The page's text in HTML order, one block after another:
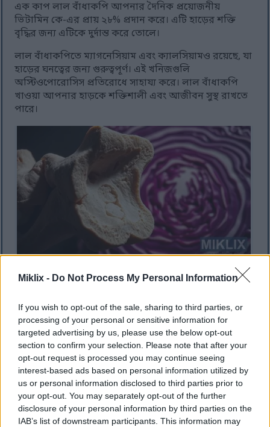
Miklix - Do Not Process My Personal Information
If you wish to opt-out of the sale, sharing to third parties, or
processing of your personal or sensitive information for
targeted advertising by us, please use the below opt-out
section to confirm your selection. Please note that after your
opt-out request is processed you may continue seeing
interest-based ads based on personal information utilized by
us or personal information disclosed to third parties prior to
your opt-out. You may separately opt-out of the further
disclosure of your personal information by third parties on the
IAB’s list of downstream participants. This information may
এক কাপ লাল বাঁধাকপি আপনার দৈনিক প্রয়োজনীয়
ভিটামিন কে-এর প্রায় ২৮% প্রদান করে। এটি হাড়ের শক্তি
বৃদ্ধির জন্য এটিকে দুর্দান্ত করে তোলে।
লাল বাঁধাকপিতে ম্যাগনেসিয়াম এবং ক্যালসিয়ামও রয়েছে, যা
হাড়ের ঘনত্বের জন্য গুরুত্বপূর্ণ। এই খনিজগুলি
অস্টিওপোরোসিস প্রতিরোধে সাহায্য করে। লাল বাঁধাকপি
খাওয়া আপনার হাড়কে শক্তিশালী এবং আজীবন সুস্থ রাখতে
পারে।
নাটকীয় আলোর নিচে খোসা ছাড়ানো লাল বাঁধাকপির স্তরের
পাশে মানুষের হাড়ের বিবর্ধিত ক্রস-সেকশন।.
বা আলতো চাপুন।
রোগ প্রতিরোধ: ক্যান্সার এবং তার
বাইরেও
লাল বাঁধাকপি ক্যান্সারের বিরুদ্ধে লড়াইয়ে দারুণ সাহায্য
করে। এটি সালফোরাফেন এবং অ্যান্থোসায়ানিন সমৃদ্ধ, যা